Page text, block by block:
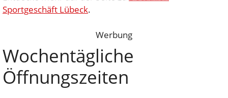
Sportgeschäft Lübeck.
Werbung
Wochentägliche
Öffnungszeiten